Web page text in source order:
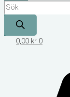
0,00 kr 0